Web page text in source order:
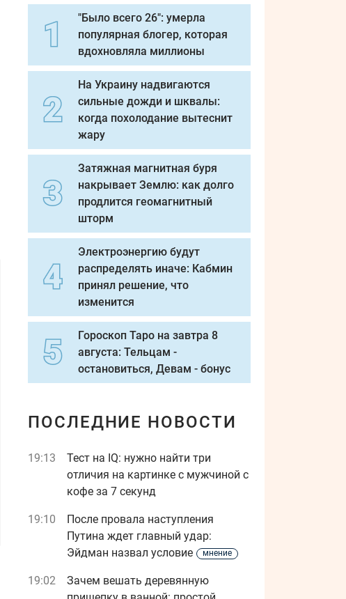
"Было всего 26": умерла
популярная блогер, которая
вдохновляла миллионы
На Украину надвигаются
сильные дожди и шквалы:
когда похолодание вытеснит
жару
Затяжная магнитная буря
накрывает Землю: как долго
продлится геомагнитный
шторм
Электроэнергию будут
распределять иначе: Кабмин
принял решение, что
изменится
Гороскоп Таро на завтра 8
августа: Тельцам -
остановиться, Девам - бонус
ПОСЛЕДНИЕ НОВОСТИ
19:13
Тест на IQ: нужно найти три
отличия на картинке с мужчиной с
кофе за 7 секунд
19:10
После провала наступления
Путина ждет главный удар:
Эйдман назвал условие
мнение
19:02
Зачем вешать деревянную